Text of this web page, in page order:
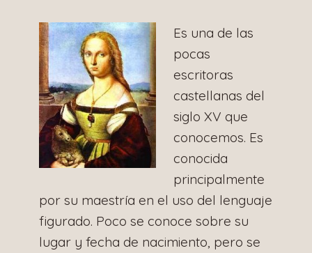
Es una de las
pocas
escritoras
castellanas del
siglo XV que
conocemos. Es
conocida
principalmente
por su maestría en el uso del lenguaje
figurado. Poco se conoce sobre su
lugar y fecha de nacimiento, pero se